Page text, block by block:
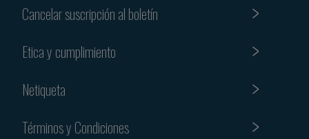
Cancelar suscripción al boletín
Etica y cumplimiento
Netiqueta
Términos y Condiciones